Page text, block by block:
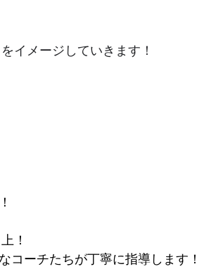
イメージしていきます！
！​
コーチたちが丁寧に指導します！